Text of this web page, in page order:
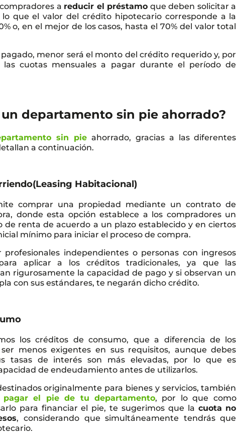
a reducir el préstamo que deben solicitar a
que el valor del crédito hipotecario corresponde a la
o, en el mejor de los casos, hasta el 70% del valor total
menor será el monto del crédito requerido y, por
las cuotas mensuales a pagar durante el período de
departamento sin pie ahorrado?
sin pieahorrado, gracias a las diferentes
a continuación.
Habitacional)
comprar una propiedad mediante un contrato de
donde esta opción establece a los compradores un
de renta de acuerdo a un plazo establecido y en ciertos
mínimo para iniciar el proceso de compra.
independientes o personas con ingresos
aplicar a los créditos tradicionales, ya que las
rigurosamente la capacidad de pago y si observan un
con sus estándares, te negarán dicho crédito.
los créditos de consumo, que a diferencia de los
menos exigentes en sus requisitos, aunque debes
tasas de interés son más elevadas, por lo que es
de endeudamiento antes de utilizarlos.
originalmente para bienes y servicios, también
pagar el pie de tu departamento, por lo que como
para financiar el pie, te sugerimos que la cuota no
, considerando que simultáneamente tendrás que